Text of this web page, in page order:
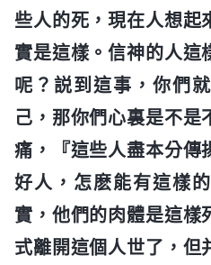
些人的死，現在人想起
實是這樣。信神的人這
呢？説到這事，你們
己，那你們心裏是不是
痛，『這些人盡本分傳
好人，怎麽能有這樣
實，他們的肉體是這樣
式離開這個人世了，但